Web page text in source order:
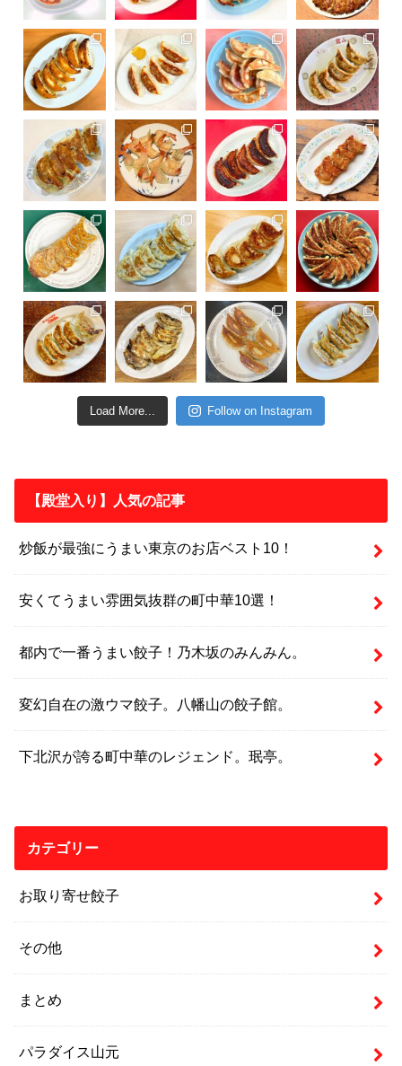
Load More... Follow on Instagram
【殿堂入り】人気の記事
炒飯が最強にうまい東京のお店ベスト10！
安くてうまい雰囲気抜群の町中華10選！
都内で一番うまい餃子！乃木坂のみんみん。
変幻自在の激ウマ餃子。八幡山の餃子館。
下北沢が誇る町中華のレジェンド。珉亭。
カテゴリー
お取り寄せ餃子
その他
まとめ
パラダイス山元